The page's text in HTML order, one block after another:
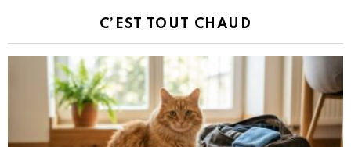
C’EST TOUT CHAUD